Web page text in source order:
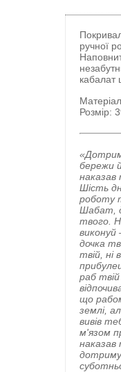
ручної
кабалат
Розмір:
бережи
наказав
Шість
роботу
Шабат,
твого.
виконуй
дочка
твій, ні
раб
що
землі,
вивів
м'язом
наказав